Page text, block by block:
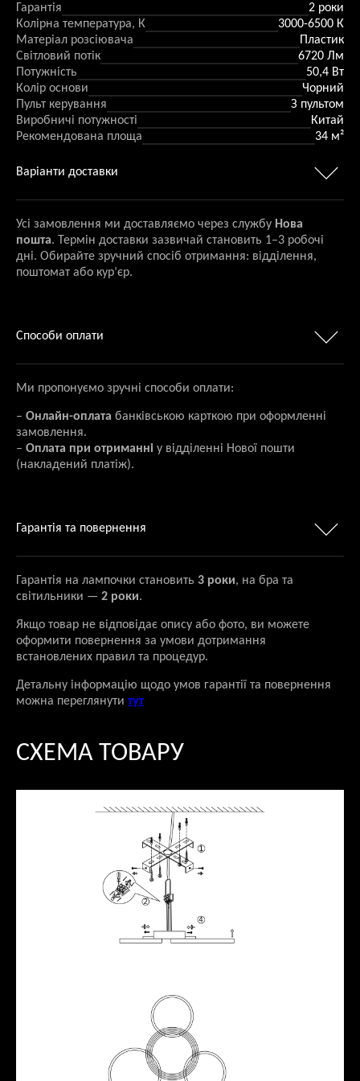
Гарантія
2 роки
Колірна температура, К
3000-6500 К
Матеріал розсіювача
Пластик
Світловий потік
6720 Лм
Потужність
50,4 Вт
Колір основи
Чорний
Пульт керування
З пультом
Виробничі потужності
Китай
Рекомендована площа
34 м²
Варіанти доставки
Усі замовлення ми доставляємо через службу Нова
пошта. Термін доставки зазвичай становить 1–3 робочі
дні. Обирайте зручний спосіб отримання: відділення,
поштомат або кур’єр.
Способи оплати
Ми пропонуємо зручні способи оплати:
– Онлайн-оплата банківською карткою при оформленні
замовлення.
– Оплата при отриманні у відділенні Нової пошти
(накладений платіж).
Гарантія та повернення
Гарантія на лампочки становить 3 роки, на бра та
світильники — 2 роки.
Якщо товар не відповідає опису або фото, ви можете
оформити повернення за умови дотримання
встановлених правил та процедур.
Детальну інформацію щодо умов гарантії та повернення
можна переглянути тут
СХЕМА ТОВАРУ